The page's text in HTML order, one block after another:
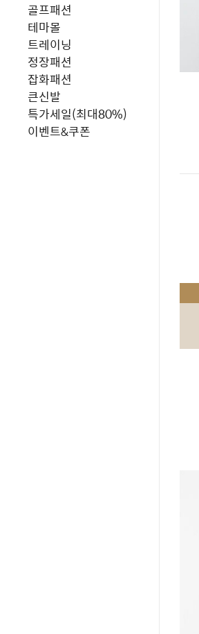
골프패션
테마몰
트레이닝
정장패션
잡화패션
큰신발
특가세일(최대80%)
이벤트&쿠폰